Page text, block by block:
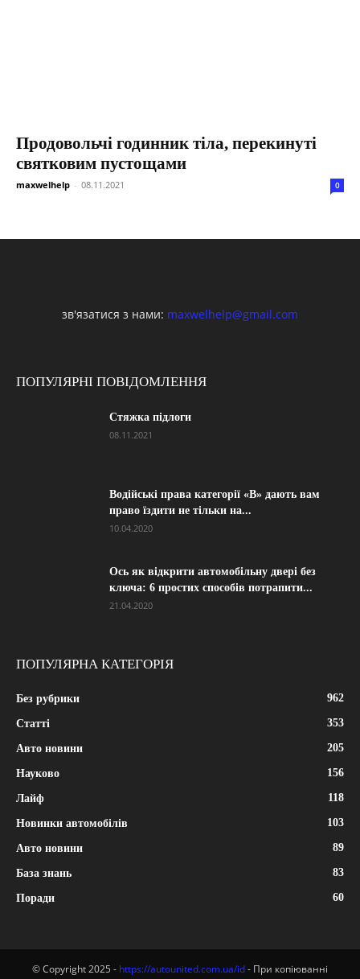
Продовольчі годинник тіла, перекинуті
святковим пустощами
maxwelhelp - 08.11.2021 0
зв'язатися з нами: maxwelhelp@gmail.com
ПОПУЛЯРНІ ПОВІДОМЛЕННЯ
Стяжка підлоги
08.11.2021
Водійські права категорії «B» дають вам
право їздити не тільки на...
10.04.2020
Ось як відкрити автомобільну двері без
ключа: 6 простих способів потрапити...
21.04.2020
ПОПУЛЯРНА КАТЕГОРІЯ
Без рубрики 962
Статті 353
Авто новини 205
Науково 156
Лайф 118
Новинки автомобілів 103
Авто новини 89
База знань 83
Поради 60
© Copyright 2025 - https://autounited.com.ua/id- При копіюванні